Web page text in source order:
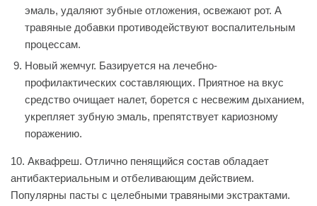
эмаль, удаляют зубные отложения, освежают рот. А
травяные добавки противодействуют воспалительным
процессам.
Новый жемчуг. Базируется на лечебно-
профилактических составляющих. Приятное на вкус
средство очищает налет, борется с несвежим дыханием,
укрепляет зубную эмаль, препятствует кариозному
поражению.
10. Аквафреш. Отлично пенящийся состав обладает
антибактериальным и отбеливающим действием.
Популярны пасты с целебными травяными экстрактами.